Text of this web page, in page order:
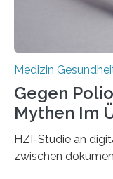
Stiftung
Medizin
Gegen
Mythen Im
HZI-Studie an
zwischen